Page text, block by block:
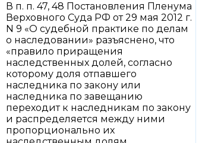
В п. п. 47, 48 Постановления Пленума
Верховного Суда РФ от 29 мая 2012 г.
N 9 «О судебной практике по делам
о наследовании» разъяснено, что
«правило приращения
наследственных долей, согласно
которому доля отпавшего
наследника по закону или
наследника по завещанию
переходит к наследникам по закону
и распределяется между ними
пропорционально их